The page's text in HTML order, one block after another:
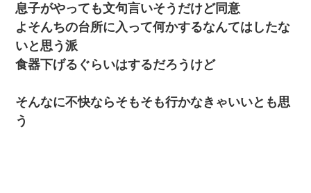
息子がやっても文句言いそうだけど同意
よそんちの台所に入って何かするなんてはしたな
いと思う派
食器下げるぐらいはするだろうけど
そんなに不快ならそもそも行かなきゃいいとも思
う